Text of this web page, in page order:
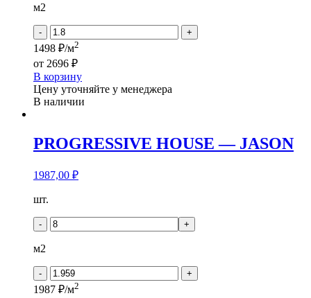
-м2
- +
1498 ₽/м2
от 2696 ₽
В корзину
Цену уточняйте у менеджера
В наличии
PROGRESSIVE HOUSE — JASON
1987,00 ₽
Количество
PROGRESSIVE
-
шт.
- +
м2
- +
1987 ₽/м2